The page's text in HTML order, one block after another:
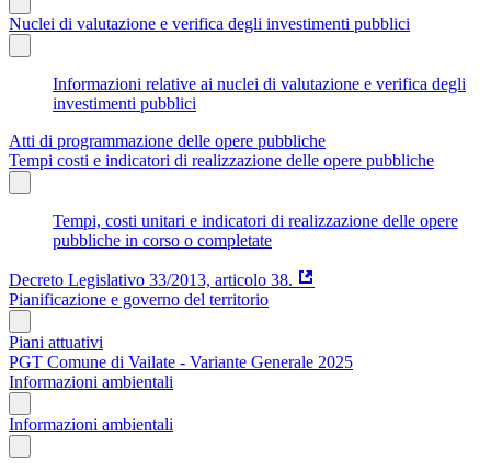
Nuclei di valutazione e verifica degli investimenti pubblici
Informazioni relative ai nuclei di valutazione e verifica degli
investimenti pubblici
Atti di programmazione delle opere pubbliche
Tempi costi e indicatori di realizzazione delle opere pubbliche
Tempi, costi unitari e indicatori di realizzazione delle opere
pubbliche in corso o completate
Decreto Legislativo 33/2013, articolo 38.
Pianificazione e governo del territorio
Piani attuativi
PGT Comune di Vailate - Variante Generale 2025
Informazioni ambientali
Informazioni ambientali